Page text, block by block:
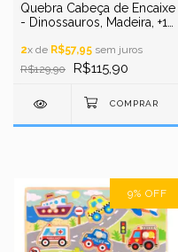
Quebra Cabeça de Encaixe
- Dinossauros, Madeira, +12
Toys
2x de R$57,95 sem juros
R$129,90
R$115,90
9% OFF